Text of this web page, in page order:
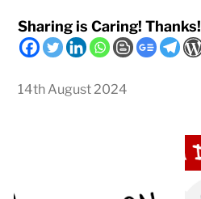
Sharing is Caring! Thanks!
14th August 2024